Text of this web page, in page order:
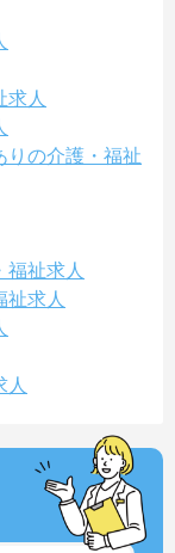
求人
りの介護・福祉
祉求人
祉求人
人